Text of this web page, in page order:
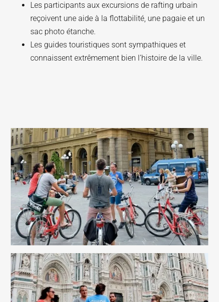
Les participants aux excursions de rafting urbain
reçoivent une aide à la flottabilité, une pagaie et un
sac photo étanche.
Les guides touristiques sont sympathiques et
connaissent extrêmement bien l’histoire de la ville.